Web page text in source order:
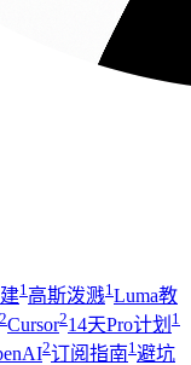
1 高斯泼溅1 Luma教
2Cursor214天Pro计划 1
2订阅指南1 避坑